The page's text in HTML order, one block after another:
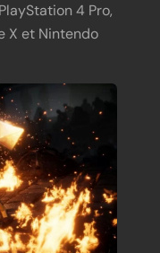
4 Pro,
X et Nintendo